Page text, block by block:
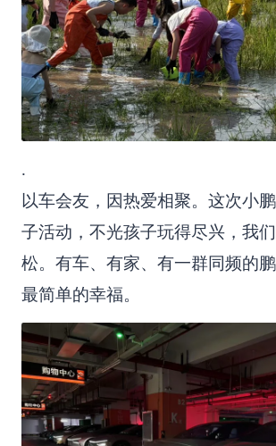
.
以车会友，因热爱相聚。这次小
子活动，不光孩子玩得尽兴，我
松。有车、有家、有一群同频的
最简单的幸福。